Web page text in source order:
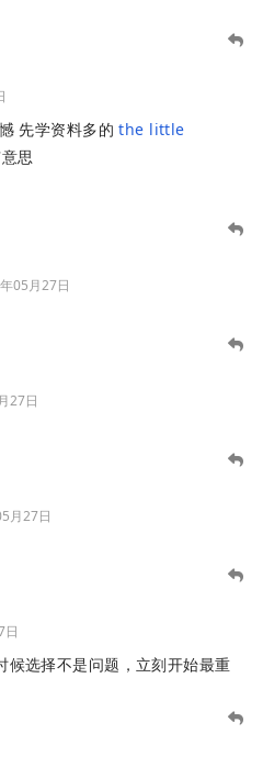
先学资料多的the little
思
05月27日
27日
月27日
日
候选择不是问题，立刻开始最重